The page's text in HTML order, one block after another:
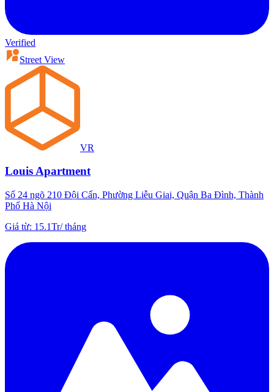
Verified
Street View
VR
Louis Apartment
Số 24 ngõ 210 Đội Cấn, Phường Liễu Giai, Quận Ba Đình, Thành
Phố Hà Nội
Giá từ: 15.1Tr/tháng